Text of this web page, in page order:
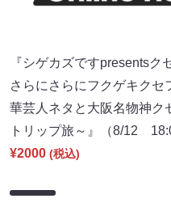
『シゲカズですpresentsク
さらにさらにフクゲキクセ
華芸人ネタと大阪名物神ク
トリップ旅～』（8/12
¥2000 (税込)